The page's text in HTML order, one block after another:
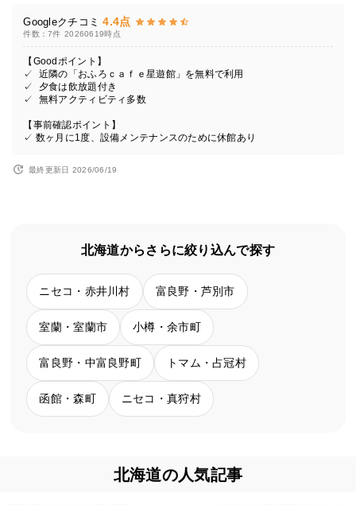
Googleクチコミ 4.4点
件数：7件 20260619時点
【Goodポイント】
✓ 近隣の「おふろｃａｆｅ星遊館」を無料で利用
✓ 夕食は飲放題付き
✓ 無料アクティビティ多数
【事前確認ポイント】
✓ 数ヶ月に1度、設備メンテナンスのために休館あり
最終更新日 2026/06/19
北海道からさらに絞り込んで探す
ニセコ・赤井川村 富良野・芦別市
室蘭・室蘭市 小樽・余市町
富良野・中富良野町 トマム・占冠村
函館・森町 ニセコ・真狩村
北海道の人気記事